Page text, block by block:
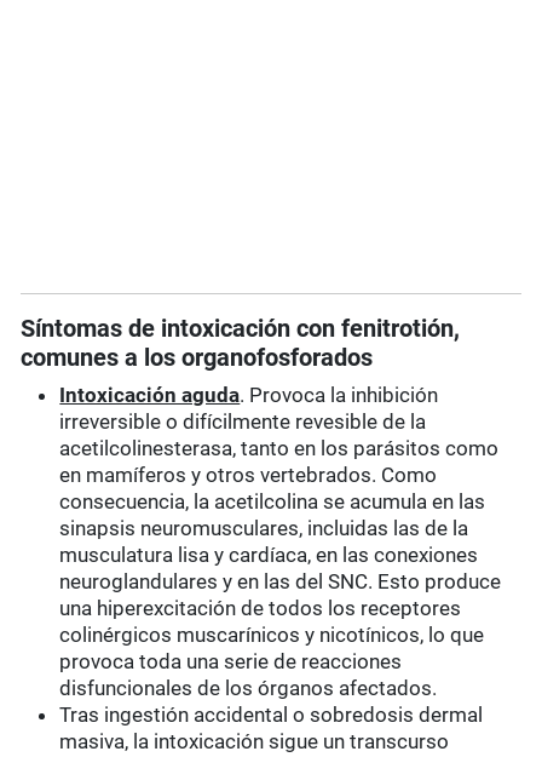
Síntomas de intoxicación con fenitrotión,
comunes a los organofosforados
Intoxicación aguda. Provoca la inhibición
irreversible o difícilmente revesible de la
acetilcolinesterasa, tanto en los parásitos como
en mamíferos y otros vertebrados. Como
consecuencia, la acetilcolina se acumula en las
sinapsis neuromusculares, incluidas las de la
musculatura lisa y cardíaca, en las conexiones
neuroglandulares y en las del SNC. Esto produce
una hiperexcitación de todos los receptores
colinérgicos muscarínicos y nicotínicos, lo que
provoca toda una serie de reacciones
disfuncionales de los órganos afectados.
Tras ingestión accidental o sobredosis dermal
masiva, la intoxicación sigue un transcurso